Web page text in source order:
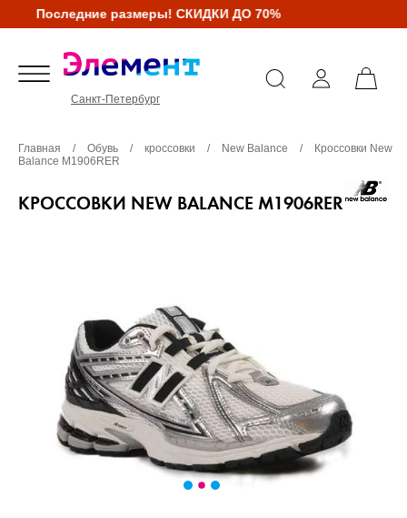
Последние размеры! СКИДКИ ДО 70%
Санкт-Петербург
Главная / Обувь / кроссовки / New Balance /
Кроссовки New
Balance M1906RER
КРОССОВКИ NEW BALANCE M1906RER